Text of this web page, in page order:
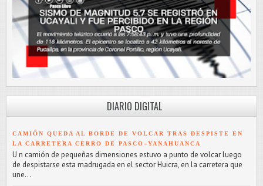
DIARIO DIGITAL
CAMIÓN QUEDA AL BORDE DE VOLCAR TRAS DESPISTE EN
LA CARRETERA CERRO DE PASCO–YANAHUANCA
U n camión de pequeñas dimensiones estuvo a punto de volcar luego
de despistarse esta madrugada en el sector Huicra, en la carretera que
une...